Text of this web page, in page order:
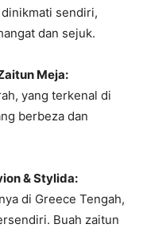
sendiri,
dan sejuk.
Meja:
yang terkenal di
berbeza dan
& Stylida:
di Greece Tengah,
Buah zaitun